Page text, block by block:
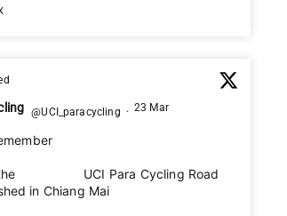
@UCI_paracycling · 23 Mar
🌟
2026 UCI Para Cycling Road
in Chiang Mai 🇹🇭